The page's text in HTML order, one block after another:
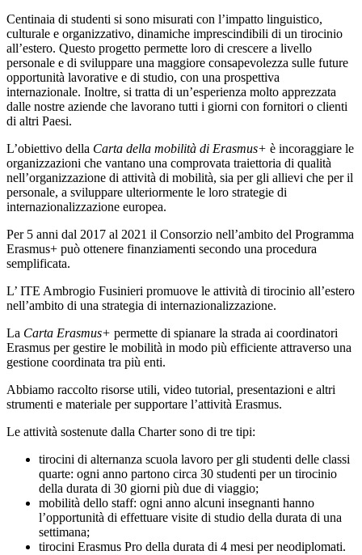
Centinaia di studenti si sono misurati con l’impatto linguistico,
culturale e organizzativo, dinamiche imprescindibili di un tirocinio
all’estero. Questo progetto permette loro di crescere a livello
personale e di sviluppare una maggiore consapevolezza sulle future
opportunità lavorative e di studio, con una prospettiva
internazionale. Inoltre, si tratta di un’esperienza molto apprezzata
dalle nostre aziende che lavorano tutti i giorni con fornitori o clienti
di altri Paesi.
L’obiettivo della Carta della mobilità di Erasmus+ è incoraggiare le
organizzazioni che vantano una comprovata traiettoria di qualità
nell’organizzazione di attività di mobilità, sia per gli allievi che per il
personale, a sviluppare ulteriormente le loro strategie di
internazionalizzazione europea.
Per 5 anni dal 2017 al 2021 il Consorzio nell’ambito del Programma
Erasmus+ può ottenere finanziamenti secondo una procedura
semplificata.
L’ ITE Ambrogio Fusinieri promuove le attività di tirocinio all’estero
nell’ambito di una strategia di internazionalizzazione.
La Carta Erasmus+ permette di spianare la strada ai coordinatori
Erasmus per gestire le mobilità in modo più efficiente attraverso una
gestione coordinata tra più enti.
Abbiamo raccolto risorse utili, video tutorial, presentazioni e altri
strumenti e materiale per supportare l’attività Erasmus.
Le attività sostenute dalla Charter sono di tre tipi:
tirocini di alternanza scuola lavoro per gli studenti delle classi
quarte: ogni anno partono circa 30 studenti per un tirocinio
della durata di 30 giorni più due di viaggio;
mobilità dello staff: ogni anno alcuni insegnanti hanno
l’opportunità di effettuare visite di studio della durata di una
settimana;
tirocini Erasmus Pro della durata di 4 mesi per neodiplomati.